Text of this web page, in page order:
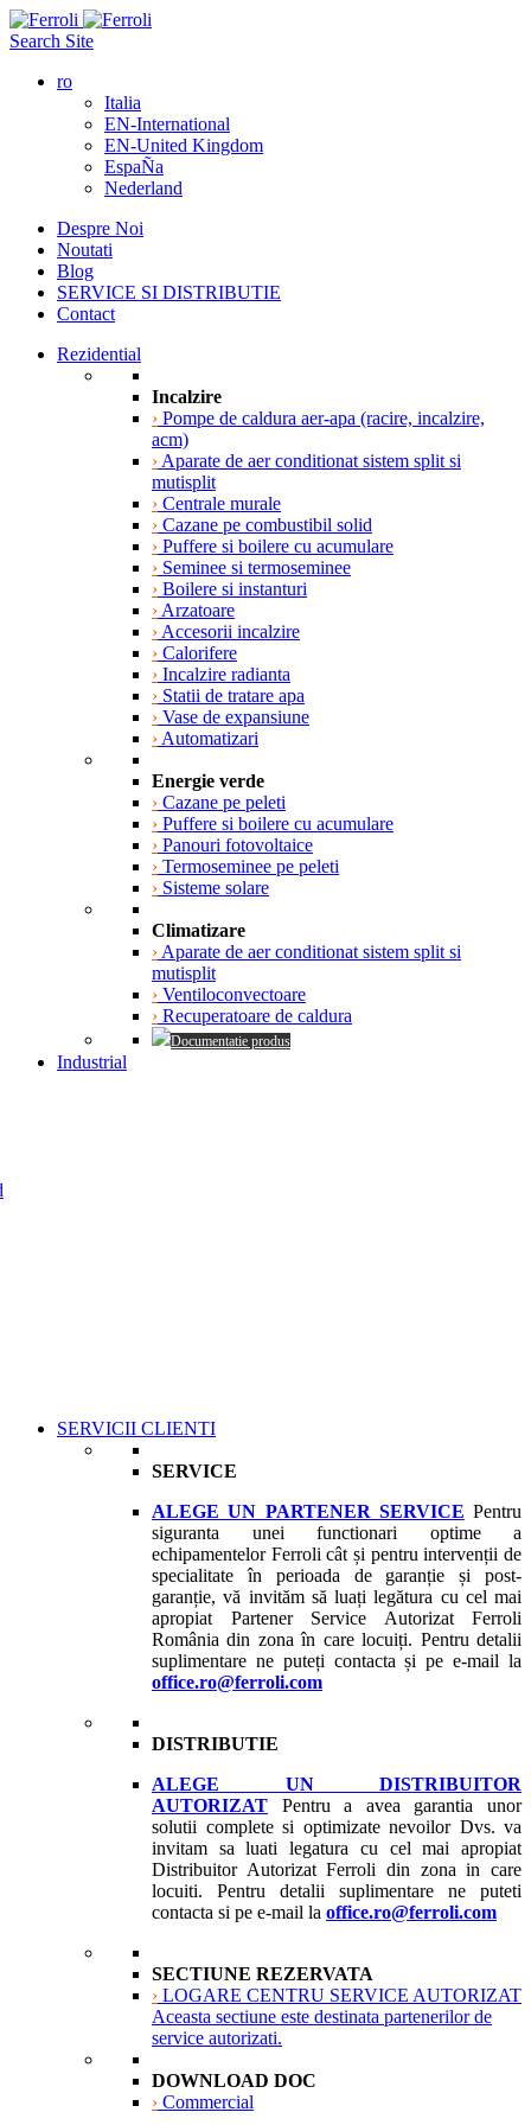
Search Site
ro
Italia
EN-International
EN-United Kingdom
EspaÑa
Nederland
Despre Noi
Noutati
Blog
SERVICE SI DISTRIBUTIE
Contact
Rezidential
Incalzire
› Pompe de caldura aer-apa (racire, incalzire,
acm)
› Aparate de aer conditionat sistem split si
mutisplit
› Centrale murale
› Cazane pe combustibil solid
› Puffere si boilere cu acumulare
› Seminee si termoseminee
› Boilere si instanturi
› Arzatoare
› Accesorii incalzire
› Calorifere
› Incalzire radianta
› Statii de tratare apa
› Vase de expansiune
› Automatizari
Energie verde
› Cazane pe peleti
› Puffere si boilere cu acumulare
› Panouri fotovoltaice
› Termoseminee pe peleti
› Sisteme solare
Climatizare
› Aparate de aer conditionat sistem split si
mutisplit
› Ventiloconvectoare
› Recuperatoare de caldura
Documentatie produs
Industrial
SERVICII CLIENTI
SERVICE
ALEGE UN PARTENER SERVICE Pentru
siguranta unei functionari optime a
echipamentelor Ferroli cât și pentru intervenții de
specialitate în perioada de garanție și post-
garanție, vă invităm să luați legătura cu cel mai
apropiat Partener Service Autorizat Ferroli
România din zona în care locuiți. Pentru detalii
suplimentare ne puteți contacta și pe e-mail la
office.ro@ferroli.com
DISTRIBUTIE
ALEGE UN DISTRIBUITOR
AUTORIZAT
Pentru a avea garantia unor
solutii complete si optimizate nevoilor Dvs. va
invitam sa luati legatura cu cel mai apropiat
Distribuitor Autorizat Ferroli din zona in care
locuiti. Pentru detalii suplimentare ne puteti
contacta si pe e-mail la office.ro@ferroli.com
SECTIUNE REZERVATA
› LOGARE CENTRU SERVICE AUTORIZAT
Aceasta sectiune este destinata partenerilor de
service autorizati.
DOWNLOAD DOC
› Commercial